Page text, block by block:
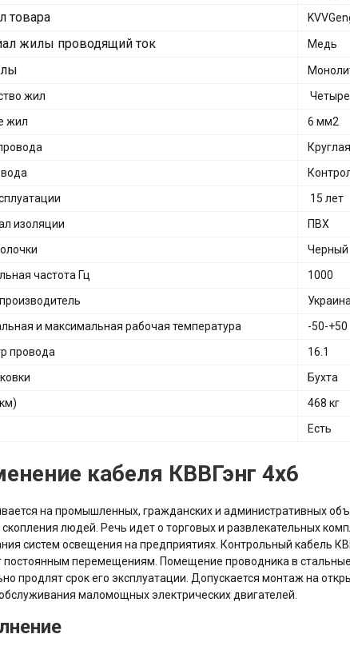
товара
жилы проводящий ток Медь
жил
Четыре
жил
6 мм2
Круглая
15 лет
изоляции
ПВХ
Черный
частота Гц
1000
и максимальная рабочая температура
-50-+50
провода
16.1
Бухта
468 кг
Есть
кабеля КВВГэнг 4х6
на промышленных, гражданских и административных
людей. Речь идет о торговых и развлекательных
систем освещения на предприятиях. Контрольный кабель
перемещениям. Помещение проводника в
продлят срок его эксплуатации. Допускается монтаж на
маломощных электрических двигателей.